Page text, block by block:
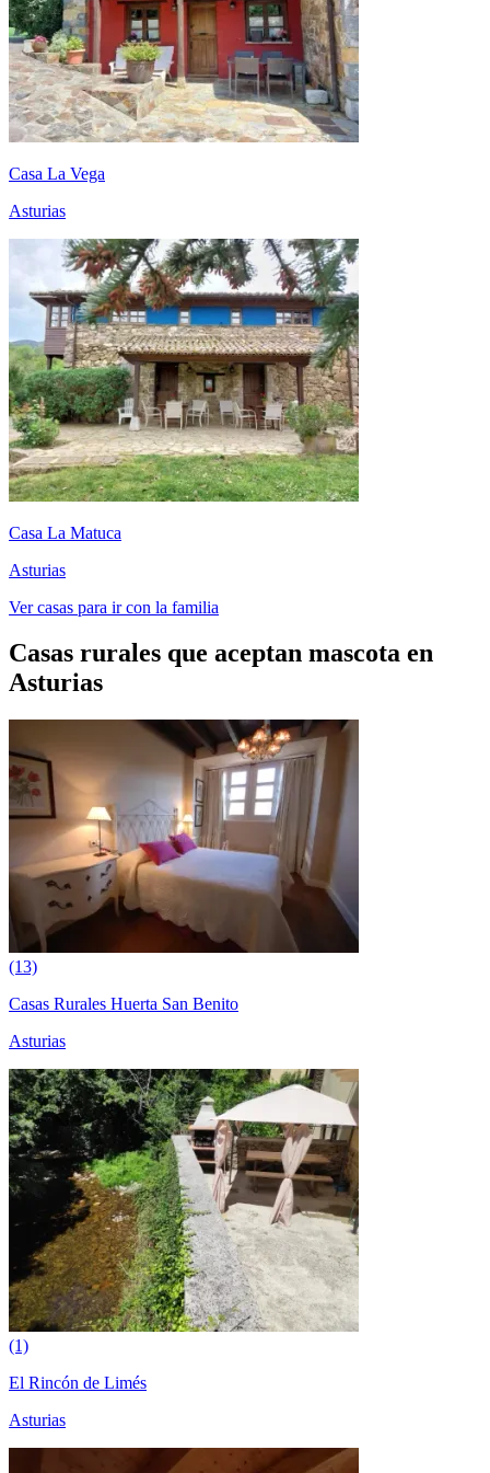
Casa La Vega
Asturias
Casa La Matuca
Asturias
Ver casas para ir con la familia
Casas rurales que aceptan mascota en
Asturias
(13)
Casas Rurales Huerta San Benito
Asturias
(1)
El Rincón de Limés
Asturias